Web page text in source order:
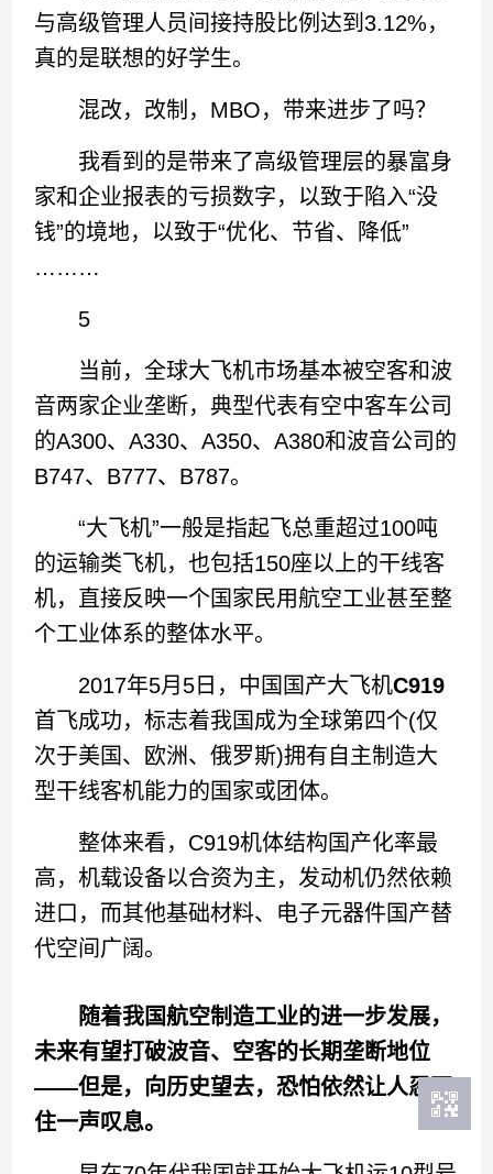
与高级管理人员间接持股比例达到3.12%，
真的是联想的好学生。
混改，改制，MBO，带来进步了吗？
我看到的是带来了高级管理层的暴富身
家和企业报表的亏损数字，以致于陷入“没
钱”的境地，以致于“优化、节省、降低”
………
5
当前，全球大飞机市场基本被空客和波
音两家企业垄断，典型代表有空中客车公司
的A300、A330、A350、A380和波音公司的
B747、B777、B787。
“大飞机”一般是指起飞总重超过100吨
的运输类飞机，也包括150座以上的干线客
机，直接反映一个国家民用航空工业甚至整
个工业体系的整体水平。
2017年5月5日，中国国产大飞机C919
首飞成功，标志着我国成为全球第四个(仅
次于美国、欧洲、俄罗斯)拥有自主制造大
型干线客机能力的国家或团体。
整体来看，C919机体结构国产化率最
高，机载设备以合资为主，发动机仍然依赖
进口，而其他基础材料、电子元器件国产替
代空间广阔。
随着我国航空制造工业的进一步发展，
未来有望打破波音、空客的长期垄断地位
——但是，向历史望去，恐怕依然让人忍不
住一声叹息。